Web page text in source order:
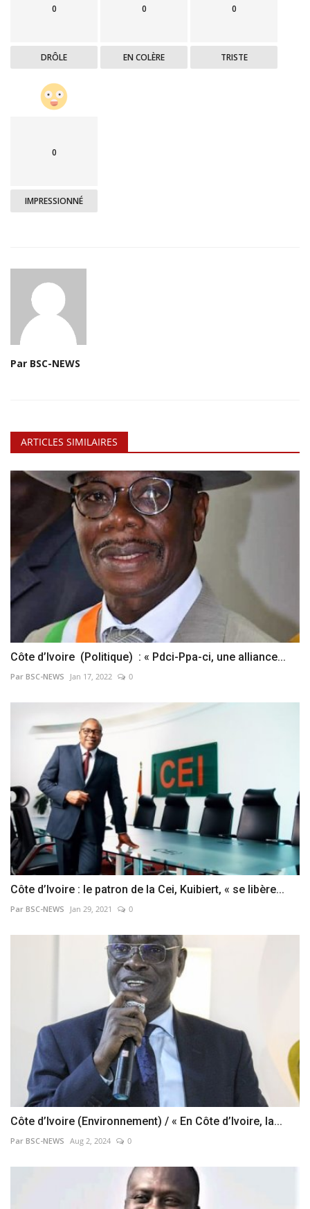
0
DRÔLE
0
EN COLÈRE
0
TRISTE
0
IMPRESSIONNÉ
Par BSC-NEWS
ARTICLES SIMILAIRES
Côte d’Ivoire (Politique) : « Pdci-Ppa-ci, une alliance...
Par BSC-NEWS Jan 17, 2022 0
Côte d’Ivoire : le patron de la Cei, Kuibiert, « se libère...
Par BSC-NEWS Jan 29, 2021 0
Côte d’Ivoire (Environnement) / « En Côte d’Ivoire, la...
Par BSC-NEWS Aug 2, 2024 0